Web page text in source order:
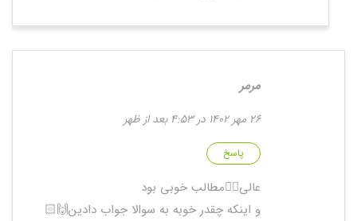
مرمر
26 مهر 1402 در 4:53 بعد از ظهر
پاسخ
عالی👌🏻مطالب خوبی بود
و اینکه چقدر خوبه به سوالا جواب دادین🙌🏻